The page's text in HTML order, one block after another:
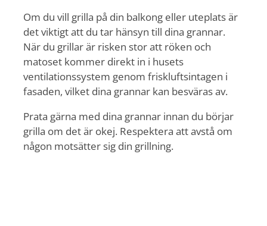
Om du vill grilla på din balkong eller uteplats är
det viktigt att du tar hänsyn till dina grannar.
När du grillar är risken stor att röken och
matoset kommer direkt in i husets
ventilationssystem genom friskluftsintagen i
fasaden, vilket dina grannar kan besväras av.
Prata gärna med dina grannar innan du börjar
grilla om det är okej. Respektera att avstå om
någon motsätter sig din grillning.